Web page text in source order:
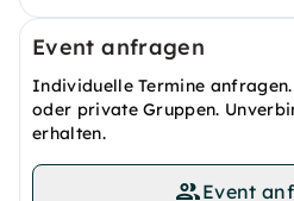
Event anfragen
Individuelle Termine
oder private Gruppen.
erhalten.
Event